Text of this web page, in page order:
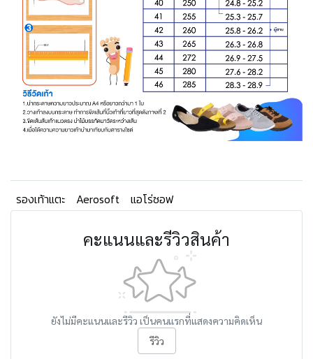
รองเท้าแตะ Aerosoft แอโร่ซอฟ
คะแนนและรีวิวสินค้า
ยังไม่มีคะแนนและรีวิว เป็นคนแรกที่แสดงความคิดเห็น
รีวิว